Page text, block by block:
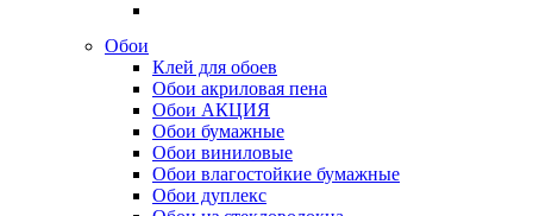
Обои
Клей для обоев
Обои акриловая пена
Обои АКЦИЯ
Обои бумажные
Обои виниловые
Обои влагостойкие бумажные
Обои дуплекс